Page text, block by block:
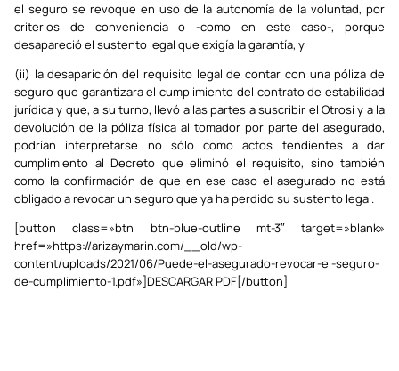
el seguro se revoque en uso de la autonomía de la voluntad, por
criterios de conveniencia o -como en este caso-, porque
desapareció el sustento legal que exigía la garantía, y
(ii) la desaparición del requisito legal de contar con una póliza de
seguro que garantizara el cumplimiento del contrato de estabilidad
jurídica y que, a su turno, llevó a las partes a suscribir el Otrosí y a la
devolución de la póliza física al tomador por parte del asegurado,
podrían interpretarse no sólo como actos tendientes a dar
cumplimiento al Decreto que eliminó el requisito, sino también
como la confirmación de que en ese caso el asegurado no está
obligado a revocar un seguro que ya ha perdido su sustento legal.
[button class=»btn btn-blue-outline mt-3″ target=»blank»
href=»https://arizaymarin.com/__old/wp-
content/uploads/2021/06/Puede-el-asegurado-revocar-el-seguro-
de-cumplimiento-1.pdf»]DESCARGAR PDF[/button]